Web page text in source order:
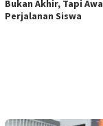
Bukan Akhir, Tapi
Perjalanan Siswa